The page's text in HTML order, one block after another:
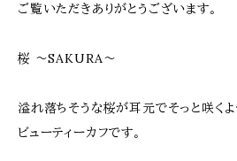
ご覧いただきありがとうございます。
桜 〜SAKURA〜
溢れ落ちそうな桜が耳元でそっと咲くよ
ビューティーカフです。